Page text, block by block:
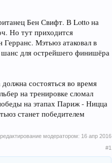
Бен Свифт. В Lotto на
Но тут приходится
Мэтьюз атаковал в
шанс для острейшего финишёра
состояться во время
на тренировке сломал
на этапах Париж - Ницца
станет победителем
модератором: 16 апр 2016
#1